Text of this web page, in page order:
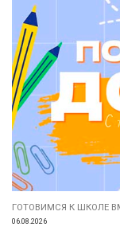
ГОТОВИМСЯ К ШКОЛЕ
06.08.2026